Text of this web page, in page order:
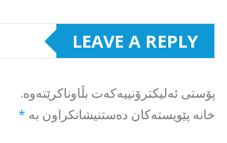
LEAVE A REPLY
پۆستی ئەلیکترۆنییەکەت بڵاوناکرێتەوە.
خانە پێویستەکان دەستنیشانکراون بە *